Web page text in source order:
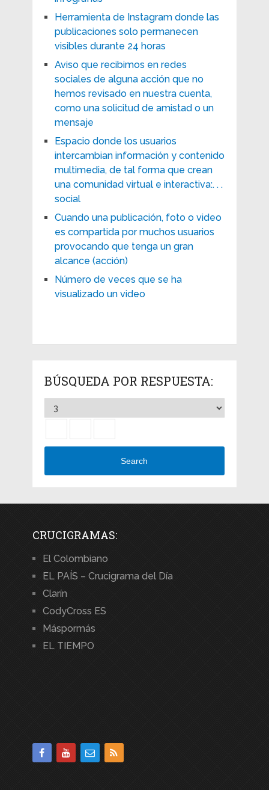
Herramienta de Instagram donde las
publicaciones solo permanecen
visibles durante 24 horas
Aviso que recibimos en redes
sociales de alguna acción que no
hemos revisado en nuestra cuenta,
como una solicitud de amistad o un
mensaje
Espacio donde los usuarios
intercambian información y contenido
multimedia, de tal forma que crean
una comunidad virtual e interactiva:. . .
social
Cuando una publicación, foto o video
es compartida por muchos usuarios
provocando que tenga un gran
alcance (acción)
Número de veces que se ha
visualizado un video
BÚSQUEDA POR RESPUESTA:
Search
CRUCIGRAMAS:
El Colombiano
EL PAÍS – Crucigrama del Día
Clarín
CodyCross ES
Máspormás
EL TIEMPO